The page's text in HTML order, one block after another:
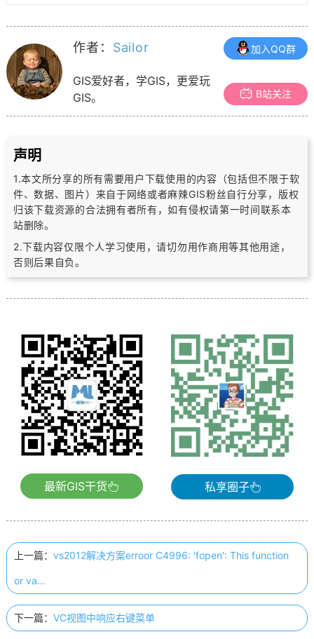
作者： Sailor
GIS爱好者，学GIS，更爱玩
GIS。
加入QQ群
B站关注
声明
1.本文所分享的所有需要用户下载使用的内容（包括但不限于软
件、数据、图片） 来自于网络或者麻辣GIS粉丝自行分享，版权
归该下载资源的合法拥有者所有，如有侵权请第一时间联系本
站删除。
2.下载内容仅限个人学习使用，请切勿用作商用等其他用途，
否则后果自负。
最新GIS干货 私享圈子
上一篇： vs2012解决方案erroor C4996: 'fopen': This function
or va...
下一篇： VC视图中响应右键菜单